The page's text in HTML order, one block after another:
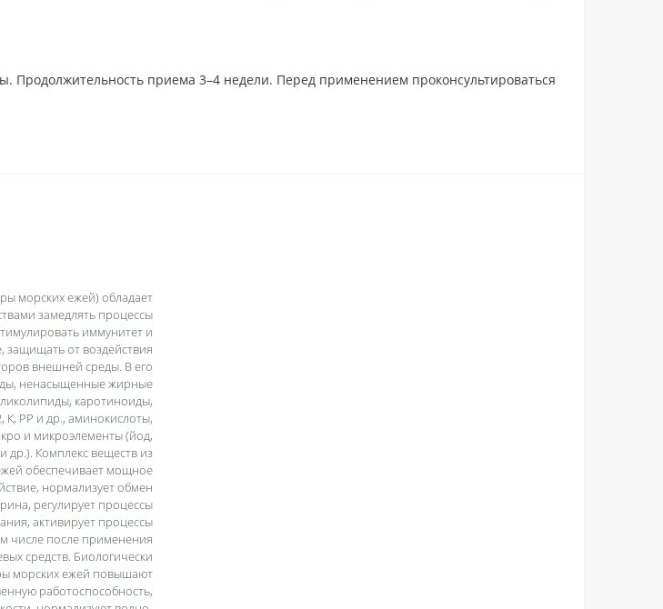
Продолжительность приема 3–4 недели. Перед применением проконсультироваться
морских ежей) обладает
замедлять процессы
иммунитет и
защищать от воздействия
внешней среды. В его
ненасыщенные жирные
каротиноиды,
К, РР и др., аминокислоты,
и микроэлементы (йод,
др.). Комплекс веществ из
обеспечивает мощное
нормализует обмен
регулирует процессы
активирует процессы
числе после применения
средств. Биологически
морских ежей повышают
работоспособность,